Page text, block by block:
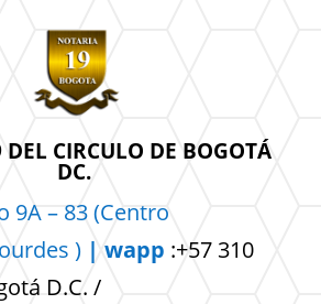
CIRCULO DE BOGOTÁ
DC.
9A – 83 (Centro
) | wapp :+57 310
D.C. /